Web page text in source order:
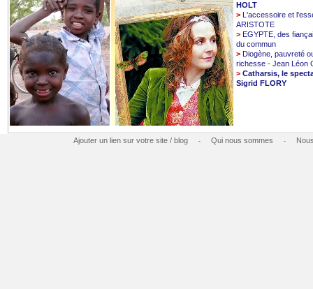
HOLT
> L'accessoire et
ARISTOTE
> EGYPTE, des
du commun
> Diogène, pauvreté
richesse - Jean Léon
> Catharsis, le
Sigrid FLORY
Ajouter un lien sur votre site / blog - Qui nous sommes -